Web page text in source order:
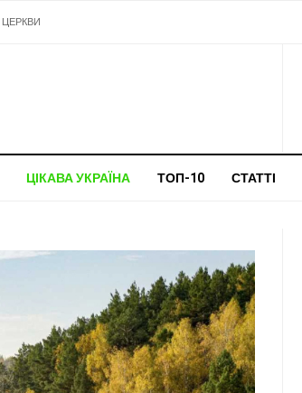
ЦЕРКВИ
ЦІКАВА УКРАЇНА ТОП-10 СТАТТІ